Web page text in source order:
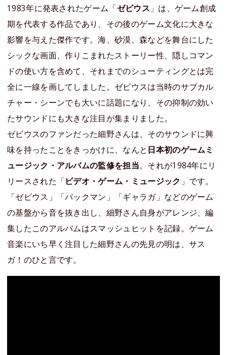
1983年に発表されたゲーム「ゼビウス 」は、ゲーム創成
期を代表する作品であり、その後のゲーム文化に大きな
影響を与えた傑作です。海、砂漠、森などを舞台にした
シックな画面、作りこまれたストーリー性、隠しコマン
ドの使い方を含めて、それまでのシューティングとは完
全に一線を画してしました。ゼビウスは当時のサブカル
チャー・シーンでも大いに話題になり、その抑制の効い
たサウンドにも大きな注目が集まりました。
ゼビウスのファンだった細野さんは、そのサウンドに興
味を持ったことをきっかけに、なんと 日本初のゲームミ
ュージック・アルバムの監修を担当。それが1984年にリ
リースされた「ビデオ・ゲーム・ミュージック 」です。
「ゼビウス」「パックマン」「ギャラガ」などのゲーム
の基盤から音を抜き出し、細野さん自身がアレンジ、編
集したこのアルバムはスマッシュヒットを記録。ゲーム
音楽にいち早く注目した細野さんの先見の明は、サス
ガ！のひと言です。